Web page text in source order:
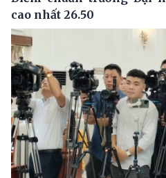
cao nhất 26.50